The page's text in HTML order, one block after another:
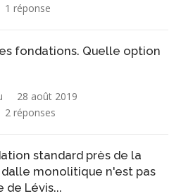
1 réponse
fondations. Quelle option
28 août 2019
2 réponses
standard près de la
monolitique n'est pas
Lévis...